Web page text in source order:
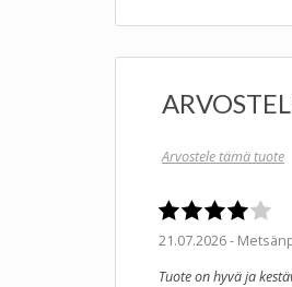
Arvostele tämä tuote
21.07.2026 -
Tuote on hyvä ja